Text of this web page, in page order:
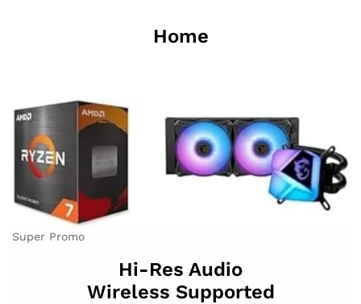
Home
Super Promo
Hi-Res Audio
Wireless Supported